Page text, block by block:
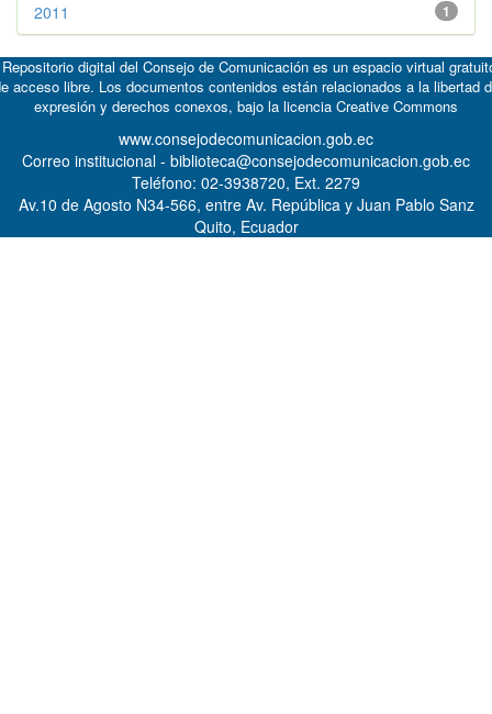
1
2011
digital del Consejo de Comunicación es un espacio virtual
acceso libre. Los documentos contenidos están relacionados a la libertad
expresión y derechos conexos, bajo la licencia Creative Commons
www.consejodecomunicacion.gob.ec
Correo institucional - biblioteca@consejodecomunicacion.gob.ec
Teléfono: 02-3938720, Ext. 2279
Av.10 de Agosto N34-566, entre Av. República y Juan Pablo Sanz
Quito, Ecuador